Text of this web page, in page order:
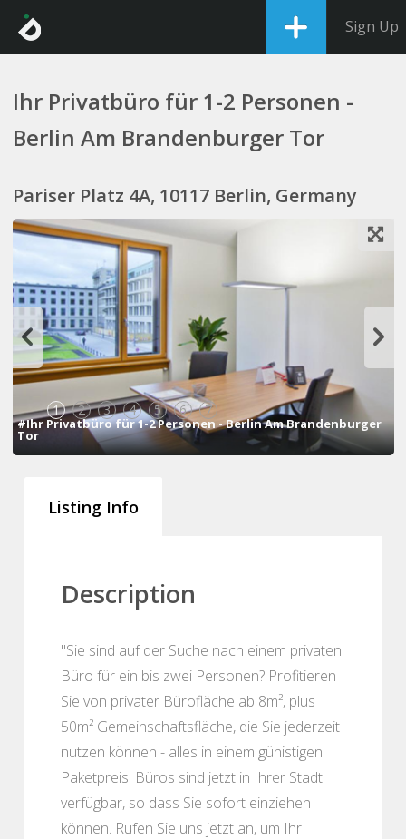
Sign Up
Ihr Privatbüro für 1-2 Personen -
Berlin Am Brandenburger Tor
Pariser Platz 4A, 10117 Berlin, Germany
1 2 3 4 5 6 7
#Ihr Privatbüro für 1-2 Personen - Berlin Am Brandenburger
Tor
Listing Info
Description
"Sie sind auf der Suche nach einem privaten
Büro für ein bis zwei Personen? Profitieren
Sie von privater Bürofläche ab 8m², plus
50m² Gemeinschaftsfläche, die Sie jederzeit
nutzen können - alles in einem günistigen
Paketpreis. Büros sind jetzt in Ihrer Stadt
verfügbar, so dass Sie sofort einziehen
können. Rufen Sie uns jetzt an, um Ihr